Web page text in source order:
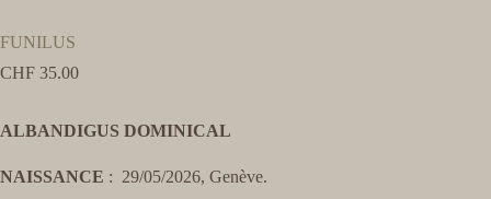
FUNILUS
CHF 35.00
ALBANDIGUS DOMINICAL
NAISSANCE : 29/05/2026, Genève.